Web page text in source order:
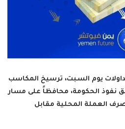
يوم السبت، ترسيخ المكاسب
نفوذ الحكومة، محافظاً على مسار
العملة المحلية مقابل